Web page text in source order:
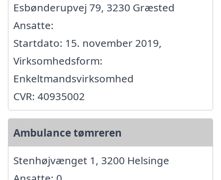
Esbønderupvej 79, 3230 Græsted
Ansatte:
Startdato: 15. november 2019,
Virksomhedsform:
Enkeltmandsvirksomhed
CVR: 40935002
Ambulance tømreren
Stenhøjvænget 1, 3200 Helsinge